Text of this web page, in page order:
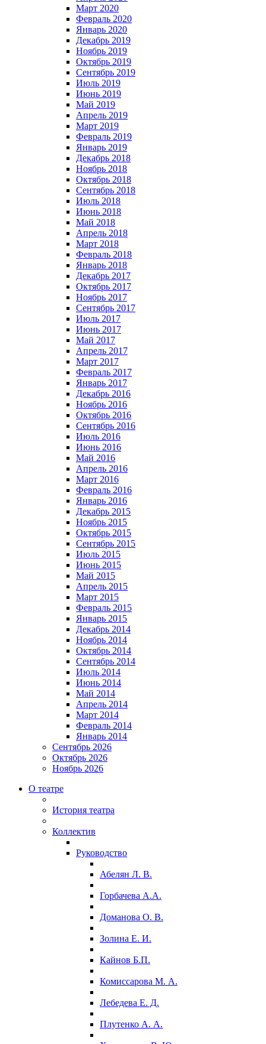
Март 2020
Февраль 2020
Январь 2020
Декабрь 2019
Ноябрь 2019
Октябрь 2019
Сентябрь 2019
Июль 2019
Июнь 2019
Май 2019
Апрель 2019
Март 2019
Февраль 2019
Январь 2019
Декабрь 2018
Ноябрь 2018
Октябрь 2018
Сентябрь 2018
Июль 2018
Июнь 2018
Май 2018
Апрель 2018
Март 2018
Февраль 2018
Январь 2018
Декабрь 2017
Октябрь 2017
Ноябрь 2017
Сентябрь 2017
Июль 2017
Июнь 2017
Май 2017
Апрель 2017
Март 2017
Февраль 2017
Январь 2017
Декабрь 2016
Ноябрь 2016
Октябрь 2016
Сентябрь 2016
Июль 2016
Июнь 2016
Май 2016
Апрель 2016
Март 2016
Февраль 2016
Январь 2016
Декабрь 2015
Ноябрь 2015
Октябрь 2015
Сентябрь 2015
Июль 2015
Июнь 2015
Май 2015
Апрель 2015
Март 2015
Февраль 2015
Январь 2015
Декабрь 2014
Ноябрь 2014
Октябрь 2014
Сентябрь 2014
Июль 2014
Июнь 2014
Май 2014
Апрель 2014
Март 2014
Февраль 2014
Январь 2014
Сентябрь 2026
Октябрь 2026
Ноябрь 2026
О театре
История театра
Коллектив
Руководство
Абелян Л. В.
Горбачева А.А.
Доманова О. В.
Золина Е. И.
Кайнов Б.П.
Комиссарова М. А.
Лебедева Е. Д.
Плутенко А. А.